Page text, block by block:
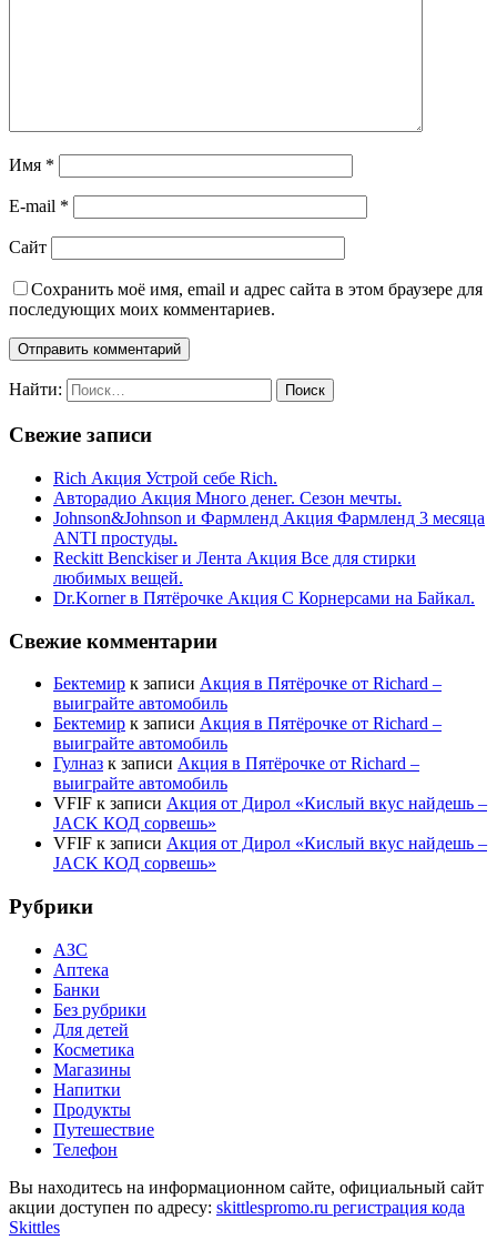
Имя *
E-mail *
Сайт
Сохранить моё имя, email и адрес сайта в этом браузере для
последующих моих комментариев.
Найти:
Свежие записи
Rich Акция Устрой себе Rich.
Авторадио Акция Много денег. Сезон мечты.
Johnson&Johnson и Фармленд Акция Фармленд 3 месяца
ANTI простуды.
Reckitt Benckiser и Лента Акция Все для стирки
любимых вещей.
Dr.Korner в Пятёрочке Акция С Корнерсами на Байкал.
Свежие комментарии
Бектемир к записи Акция в Пятёрочке от Richard –
выиграйте автомобиль
Бектемир к записи Акция в Пятёрочке от Richard –
выиграйте автомобиль
Гулназ к записи Акция в Пятёрочке от Richard –
выиграйте автомобиль
VFIF к записи Акция от Дирол «Кислый вкус найдешь –
JACK КОД сорвешь»
VFIF к записи Акция от Дирол «Кислый вкус найдешь –
JACK КОД сорвешь»
Рубрики
АЗС
Аптека
Банки
Без рубрики
Для детей
Косметика
Магазины
Напитки
Продукты
Путешествие
Телефон
Вы находитесь на информационном сайте, официальный сайт
акции доступен по адресу: skittlespromo.ru регистрация кода
Skittles